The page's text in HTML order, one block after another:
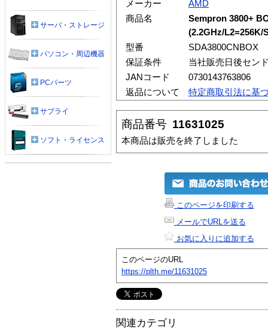
メーカー
AMD
商品名
Sempron 3800+
(2.2GHz/L2=256K/
型番
SDA3800CNBOX
保証条件
当社販売日後セン
JANコード
0730143763806
返品について
特定商取引法に基
商品番号 11631025
本商品は販売を終了しました
このページを印刷する
メールでURLを送る
お気に入りに追加する
このページのURL
https://plth.me/11631025
関連カテゴリ
サーバ・ストレージ
パソコン・周辺機器
PCパーツ
サプライ
ソフト・ライセンス